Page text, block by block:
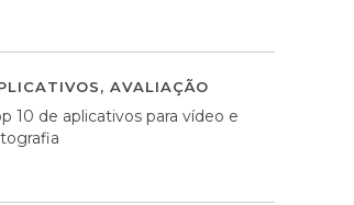
, AVALIAÇÃO
10 de aplicativos para vídeo e